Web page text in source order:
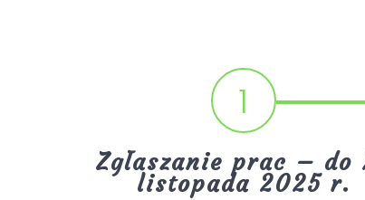
1
Zgłaszanie prac – do
listopada 2025 r.